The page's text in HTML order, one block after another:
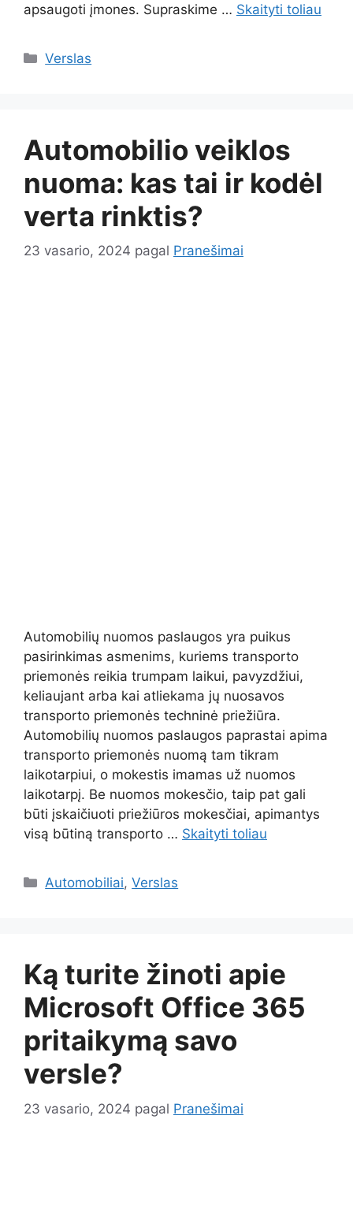
apsaugoti įmones. Supraskime … Skaityti toliau
Kategorijos
Verslas
Automobilio veiklos
nuoma: kas tai ir kodėl
verta rinktis?
23 vasario, 2024 pagal Pranešimai
Automobilių nuomos paslaugos yra puikus
pasirinkimas asmenims, kuriems transporto
priemonės reikia trumpam laikui, pavyzdžiui,
keliaujant arba kai atliekama jų nuosavos
transporto priemonės techninė priežiūra.
Automobilių nuomos paslaugos paprastai apima
transporto priemonės nuomą tam tikram
laikotarpiui, o mokestis imamas už nuomos
laikotarpį. Be nuomos mokesčio, taip pat gali
būti įskaičiuoti priežiūros mokesčiai, apimantys
visą būtiną transporto … Skaityti toliau
Kategorijos
Automobiliai,Verslas
Ką turite žinoti apie
Microsoft Office 365
pritaikymą savo
versle?
23 vasario, 2024 pagal Pranešimai